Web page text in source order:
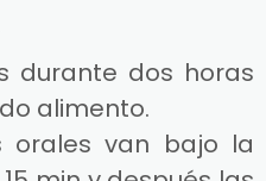
durante dos horas
alimento.
orales van bajo la